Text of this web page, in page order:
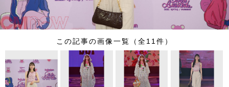
この記事の画像一覧（全11件）